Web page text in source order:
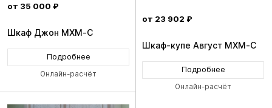
от 35 000 ₽
Шкаф Джон MXM-C
Подробнее
Онлайн-расчёт
от 23 902 ₽
Шкаф-купе Август MXM-C
Подробнее
Онлайн-расчёт